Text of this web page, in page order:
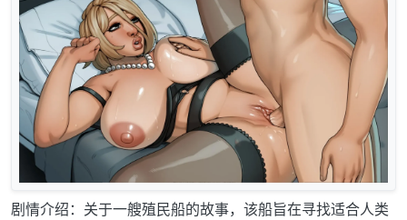
剧情介绍：关于一艘殖民船的故事，该船旨在寻找适合人类